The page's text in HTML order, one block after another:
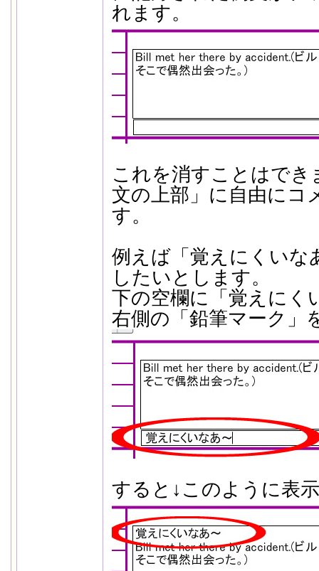
れます。
これを消すことはでき
文の上部」に自由にコ
す。
例えば「覚えにくいな
したいとします。
下の空欄に「覚えにく
右側の「鉛筆マーク」
すると↓このように表